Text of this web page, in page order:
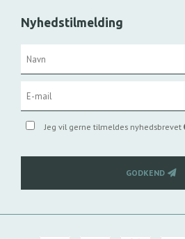
Nyhedstilmelding
Jeg vil gerne tilmeldes nyhedsbrevet
GODKEND